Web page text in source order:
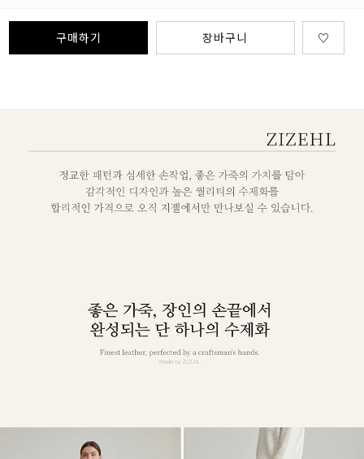
구매하기 장바구니 ♡